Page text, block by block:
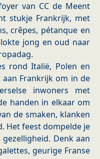
van CC de Meent
stukje Frankrijk, met
crêpes, pétanque en
jong en oud naar
rond Italië, Polen en
Frankrijk om in de
inwoners met
handen in elkaar om
de smaken, klanken
Het feest dompelde je
Denk aan
geurige Franse